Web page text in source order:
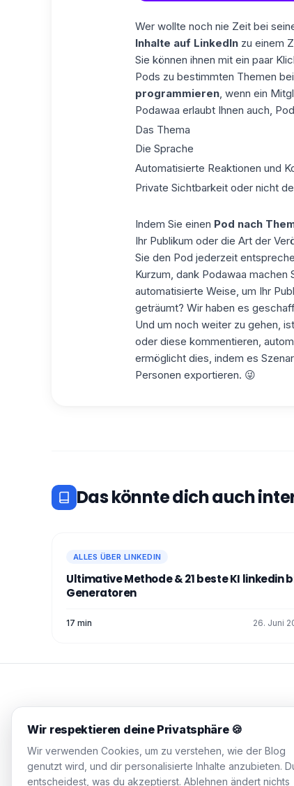
Wer wollte noch nie Zeit bei
Inhalte auf LinkedInzu einem
Sie können ihnen mit ein paar
Pods zu bestimmten Themen
programmieren, wenn ein
Podawaa erlaubt Ihnen auch,
Das Thema
Die Sprache
Automatisierte Reaktionen und
Private Sichtbarkeit oder nicht
Indem Sie einen Pod nach
Ihr Publikum oder die Art der
Sie den Pod jederzeit
Kurzum, dank Podawaa
automatisierte Weise, um Ihr
geträumt? Wir haben es
Und um noch weiter zu gehen,
oder diese kommentieren,
ermöglicht dies, indem es
Personen exportieren. 😜
Das könnte dich auch
ALLES ÜBER LINKEDIN
Ultimative Methode & 21 beste KI linkedin
Generatoren
17 min 26. Juni
Strategien, null Konzern-Jargon.
Fülle deine Pipeline in 10 Minuten
Wir respektieren deine Privatsphäre 🍪
Wir verwenden Cookies, um zu verstehen, wie der Blog
genutzt wird, und dir personalisierte Inhalte anzubieten.
entscheidest, was du akzeptierst. Ablehnen ändert nichts